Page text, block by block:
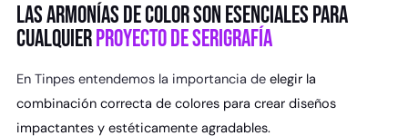
LAS ARMONÍAS DE COLOR SON ESENCIALES PARA
CUALQUIERPROYECTO DE SERIGRAFÍA
En Tinpes entendemos la importancia de elegir la
combinación correcta de colores para crear diseños
impactantes y estéticamente agradables.